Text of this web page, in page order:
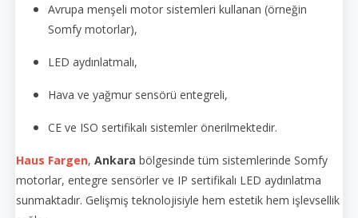
Avrupa menşeli motor sistemleri kullanan (örneğin
Somfy motorlar),
LED aydınlatmalı,
Hava ve yağmur sensörü entegreli,
CE ve ISO sertifikalı sistemler önerilmektedir.
Haus Fargen, Ankara bölgesinde tüm sistemlerinde Somfy
motorlar, entegre sensörler ve IP sertifikalı LED aydınlatma
sunmaktadır. Gelişmiş teknolojisiyle hem estetik hem işlevsellik